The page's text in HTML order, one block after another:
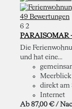
49 Bewertungen
6 2
PARAISOMAR
Die
und hat eine...
Meerblick
direkt am
Internet
Ab 87,00 € /